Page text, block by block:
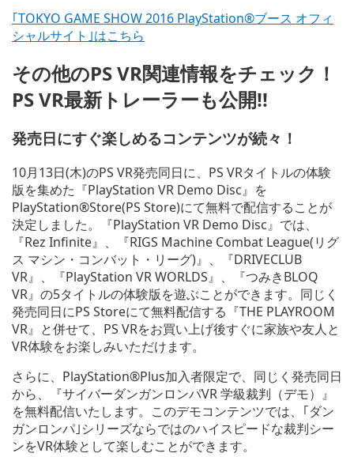
｢TOKYO GAME SHOW 2016 PlayStation®ブース オフィ
シャルサイト｣はこちら
その他のPS VR関連情報をチェック！
PS VR最新トレーラーも公開!!
発売日にすぐ楽しめるコンテンツが続々！
10月13日(木)のPS VR発売同日に、PS VRタイトルの体験
版を集めた『PlayStation VR Demo Disc』を
PlayStation®Store(PS Store)にて無料で配信することが
決定しました。『PlayStation VR Demo Disc』では、
『Rez Infinite』、『RIGS Machine Combat League(リグ
ス マシン・コンバット・リーグ)』、『DRIVECLUB
VR』、『PlayStation VR WORLDS』、『つみきBLOQ
VR』の5タイトルの体験版を遊ぶことができます。同じく
発売同日にPS Storeにて無料配信する『THE PLAYROOM
VR』と併せて、PS VRをお買い上げ後すぐに家族や友人と
VR体験をお楽しみいただけます。
さらに、PlayStation®Plus加入者限定で、同じく発売同日
から、『サイバーダンガンロンパVR 学級裁判（デモ）』
を無料配信いたします。このデモコンテンツでは、｢ダン
ガンロンパ｣シリーズならではのハイスピードな裁判シー
ンをVR体験として楽しむことができます。